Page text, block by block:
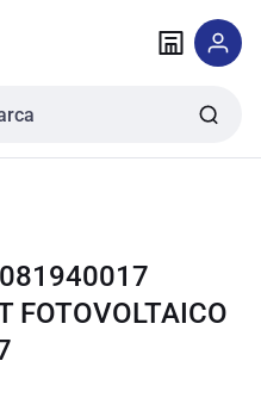
FOTOVOLTAICO